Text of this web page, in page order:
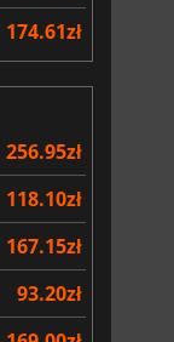
174.61zł
256.95zł
118.10zł
167.15zł
93.20zł